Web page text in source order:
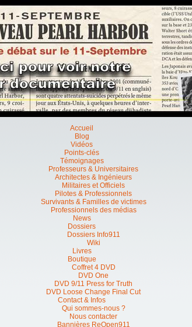
Accueil
Blog
Vidéos
Points-clés
Témoignages
Professeurs & Universitaires
Architectes & Ingénieurs
Militaires et Officiels
Pilotes & Professionnels
Survivants & Familles de victimes
Professionnels des médias
News
Dossiers
Dossiers Info911
Wiki
Livres
Boutique
Coffret 4 DVD
DVD One
DVD 9/11 Press for Truth
DVD Loose Change Final Cut
Contact & Infos
Qui sommes-nous ?
Nous contacter
Bannières ReOpen911